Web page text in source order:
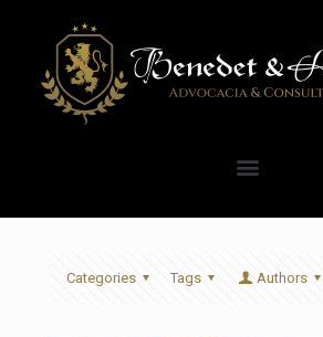
Categories Tags Authors